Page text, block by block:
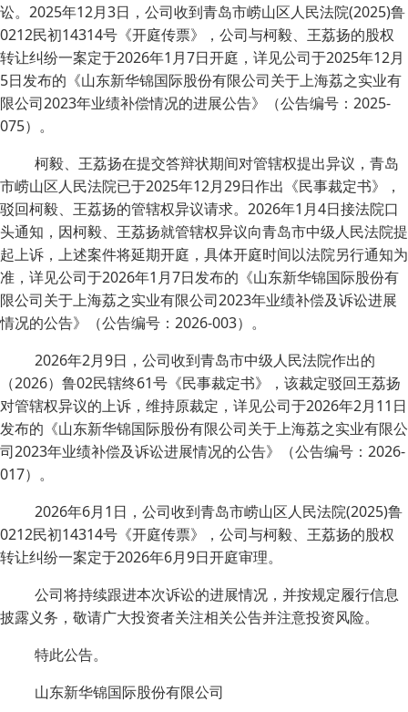
讼。2025年12月3日，公司收到青岛市崂山区人民法院(2025)鲁
0212民初14314号《开庭传票》，公司与柯毅、王荔扬的股权
转让纠纷一案定于2026年1月7日开庭，详见公司于2025年12月
5日发布的《山东新华锦国际股份有限公司关于上海荔之实业有
限公司2023年业绩补偿情况的进展公告》（公告编号：2025-
075）。
柯毅、王荔扬在提交答辩状期间对管辖权提出异议，青岛
市崂山区人民法院已于2025年12月29日作出《民事裁定书》，
驳回柯毅、王荔扬的管辖权异议请求。2026年1月4日接法院口
头通知，因柯毅、王荔扬就管辖权异议向青岛市中级人民法院提
起上诉，上述案件将延期开庭，具体开庭时间以法院另行通知为
准，详见公司于2026年1月7日发布的《山东新华锦国际股份有
限公司关于上海荔之实业有限公司2023年业绩补偿及诉讼进展
情况的公告》（公告编号：2026-003）。
2026年2月9日，公司收到青岛市中级人民法院作出的
（2026）鲁02民辖终61号《民事裁定书》，该裁定驳回王荔扬
对管辖权异议的上诉，维持原裁定，详见公司于2026年2月11日
发布的《山东新华锦国际股份有限公司关于上海荔之实业有限公
司2023年业绩补偿及诉讼进展情况的公告》（公告编号：2026-
017）。
2026年6月1日，公司收到青岛市崂山区人民法院(2025)鲁
0212民初14314号《开庭传票》，公司与柯毅、王荔扬的股权
转让纠纷一案定于2026年6月9日开庭审理。
公司将持续跟进本次诉讼的进展情况，并按规定履行信息
披露义务，敬请广大投资者关注相关公告并注意投资风险。
特此公告。
山东新华锦国际股份有限公司